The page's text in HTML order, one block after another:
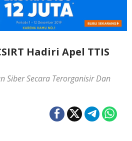
Hadiri Apel TTIS
Siber Secara Terorganisir Dan